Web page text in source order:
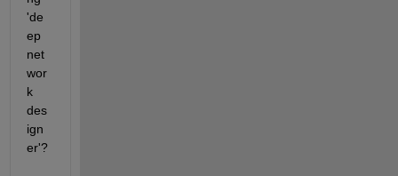
'de
ep
net
wor
k
des
ign
er'?